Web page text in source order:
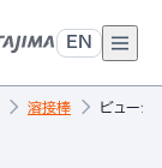
EN
溶接棒 ビュー